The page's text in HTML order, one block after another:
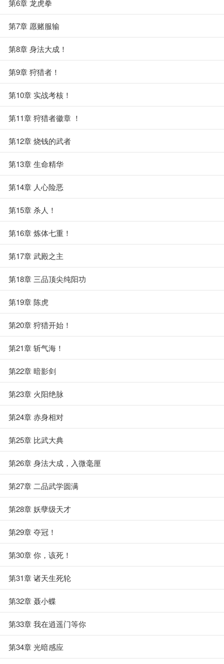
第6章 龙虎拳
第7章 愿赌服输
第8章 身法大成！
第9章 狩猎者！
第10章 实战考核！
第11章 狩猎者徽章 ！
第12章 烧钱的武者
第13章 生命精华
第14章 人心险恶
第15章 杀人！
第16章 炼体七重！
第17章 武殿之主
第18章 三品顶尖纯阳功
第19章 陈虎
第20章 狩猎开始！
第21章 斩气海！
第22章 暗影剑
第23章 火阳绝脉
第24章 赤身相对
第25章 比武大典
第26章 身法大成，入微毫厘
第27章 二品武学圆满
第28章 妖孽级天才
第29章 夺冠！
第30章 你，该死！
第31章 诸天生死轮
第32章 聂小蝶
第33章 我在逍遥门等你
第34章 光暗感应